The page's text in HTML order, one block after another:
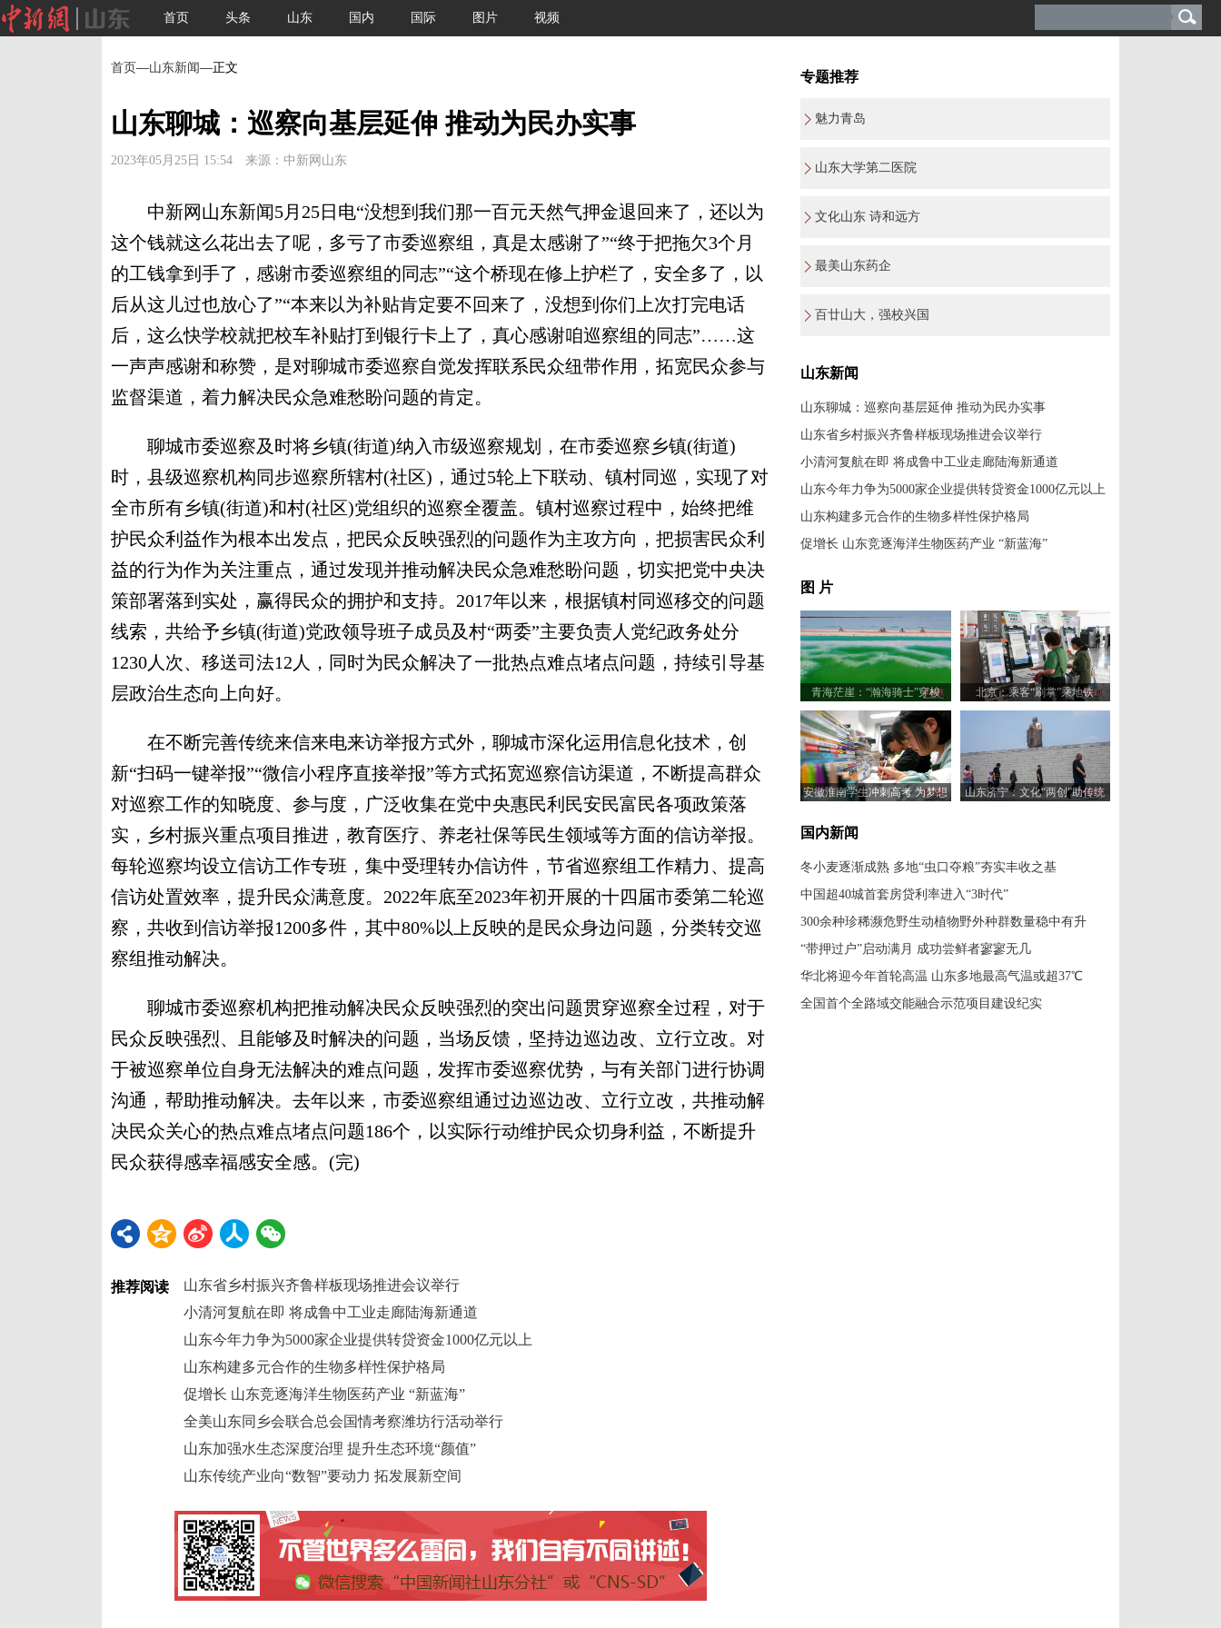
首页 头条 山东 国内 国际 图片 视频
首页—山东新闻—正文
山东聊城：巡察向基层延伸 推动为民办实事
2023年05月25日 15:54 来源：中新网山东
中新网山东新闻5月25日电“没想到我们那一百元天然气押金退回来了，还以为
这个钱就这么花出去了呢，多亏了市委巡察组，真是太感谢了”“终于把拖欠3个月
的工钱拿到手了，感谢市委巡察组的同志”“这个桥现在修上护栏了，安全多了，以
后从这儿过也放心了”“本来以为补贴肯定要不回来了，没想到你们上次打完电话
后，这么快学校就把校车补贴打到银行卡上了，真心感谢咱巡察组的同志”……这
一声声感谢和称赞，是对聊城市委巡察自觉发挥联系民众纽带作用，拓宽民众参与
监督渠道，着力解决民众急难愁盼问题的肯定。
聊城市委巡察及时将乡镇(街道)纳入市级巡察规划，在市委巡察乡镇(街道)
时，县级巡察机构同步巡察所辖村(社区)，通过5轮上下联动、镇村同巡，实现了对
全市所有乡镇(街道)和村(社区)党组织的巡察全覆盖。镇村巡察过程中，始终把维
护民众利益作为根本出发点，把民众反映强烈的问题作为主攻方向，把损害民众利
益的行为作为关注重点，通过发现并推动解决民众急难愁盼问题，切实把党中央决
策部署落到实处，赢得民众的拥护和支持。2017年以来，根据镇村同巡移交的问题
线索，共给予乡镇(街道)党政领导班子成员及村“两委”主要负责人党纪政务处分
1230人次、移送司法12人，同时为民众解决了一批热点难点堵点问题，持续引导基
层政治生态向上向好。
在不断完善传统来信来电来访举报方式外，聊城市深化运用信息化技术，创
新“扫码一键举报”“微信小程序直接举报”等方式拓宽巡察信访渠道，不断提高群众
对巡察工作的知晓度、参与度，广泛收集在党中央惠民利民安民富民各项政策落
实，乡村振兴重点项目推进，教育医疗、养老社保等民生领域等方面的信访举报。
每轮巡察均设立信访工作专班，集中受理转办信访件，节省巡察组工作精力、提高
信访处置效率，提升民众满意度。2022年底至2023年初开展的十四届市委第二轮巡
察，共收到信访举报1200多件，其中80%以上反映的是民众身边问题，分类转交巡
察组推动解决。
聊城市委巡察机构把推动解决民众反映强烈的突出问题贯穿巡察全过程，对于
民众反映强烈、且能够及时解决的问题，当场反馈，坚持边巡边改、立行立改。对
于被巡察单位自身无法解决的难点问题，发挥市委巡察优势，与有关部门进行协调
沟通，帮助推动解决。去年以来，市委巡察组通过边巡边改、立行立改，共推动解
决民众关心的热点难点堵点问题186个，以实际行动维护民众切身利益，不断提升
民众获得感幸福感安全感。(完)
推荐阅读
山东省乡村振兴齐鲁样板现场推进会议举行
小清河复航在即 将成鲁中工业走廊陆海新通道
山东今年力争为5000家企业提供转贷资金1000亿元以上
山东构建多元合作的生物多样性保护格局
促增长 山东竞逐海洋生物医药产业 “新蓝海”
全美山东同乡会联合总会国情考察潍坊行活动举行
山东加强水生态深度治理 提升生态环境“颜值”
山东传统产业向“数智”要动力 拓发展新空间
专题推荐
魅力青岛
山东大学第二医院
文化山东 诗和远方
最美山东药企
百廿山大，强校兴国
山东新闻
山东聊城：巡察向基层延伸 推动为民办实事
山东省乡村振兴齐鲁样板现场推进会议举行
小清河复航在即 将成鲁中工业走廊陆海新通道
山东今年力争为5000家企业提供转贷资金1000亿元以上
山东构建多元合作的生物多样性保护格局
促增长 山东竞逐海洋生物医药产业 “新蓝海”
图 片
青海茫崖：“瀚海骑士”穿梭
在“戈壁绿宝石”翡翠湖
北京：乘客“刷掌”乘地铁
安徽淮南学生冲刺高考 为梦想
山东济宁：文化“两创”助传统
国内新闻
冬小麦逐渐成熟 多地“虫口夺粮”夯实丰收之基
中国超40城首套房贷利率进入“3时代”
300余种珍稀濒危野生动植物野外种群数量稳中有升
“带押过户”启动满月 成功尝鲜者寥寥无几
华北将迎今年首轮高温 山东多地最高气温或超37℃
全国首个全路域交能融合示范项目建设纪实